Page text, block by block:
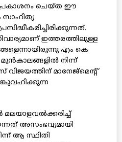
ചെയ്ത ഈ
ഇത്തരത്തിലുള്ള
എം കെ
നിന്ന്
വിജയത്തിന് മാനേജ്‌മെന്റ്
അസംഭവ്യമായി
ആ സ്ഥിതി